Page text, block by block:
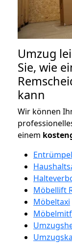
Umzug
Sie, wie
kann
Wir können
einem
Möbellift
Möbeltaxi